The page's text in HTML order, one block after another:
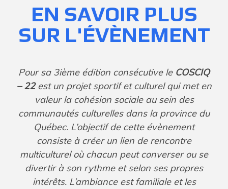
EN SAVOIR PLUS
SUR L'ÉVÈNEMENT
Pour sa 3ième édition consécutive le COSCIQ
– 22est un projet sportif et culturel qui met en
valeur la cohésion sociale au sein des
communautés culturelles dans la province du
Québec. L’objectif de cette évènement
consiste à créer un lien de rencontre
multiculturel où chacun peut converser ou se
divertir à son rythme et selon ses propres
intérêts. L’ambiance est familiale et les